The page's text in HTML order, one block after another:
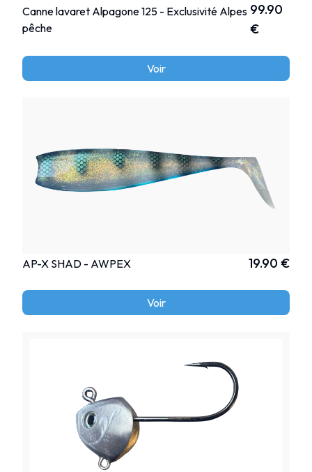
Canne lavaret Alpagone 125 - Exclusivité Alpes
pêche
99.90
€
Voir
AP-X SHAD - AWPEX 19.90 €
Voir